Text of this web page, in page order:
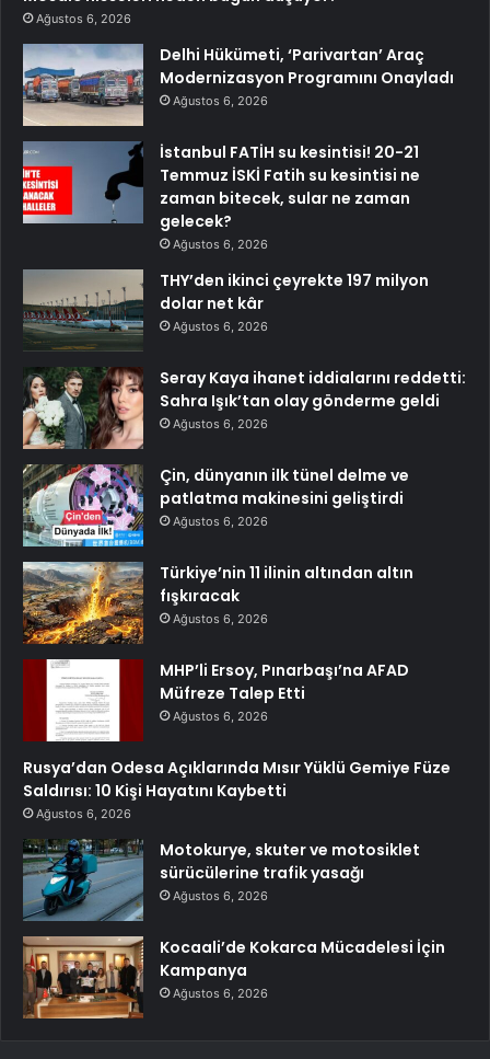
Ağustos 6, 2026
Delhi Hükümeti, ‘Parivartan’ Araç
Modernizasyon Programını Onayladı
Ağustos 6, 2026
İstanbul FATİH su kesintisi! 20-21
Temmuz İSKİ Fatih su kesintisi ne
zaman bitecek, sular ne zaman
gelecek?
Ağustos 6, 2026
THY’den ikinci çeyrekte 197 milyon
dolar net kâr
Ağustos 6, 2026
Seray Kaya ihanet iddialarını reddetti:
Sahra Işık’tan olay gönderme geldi
Ağustos 6, 2026
Çin, dünyanın ilk tünel delme ve
patlatma makinesini geliştirdi
Ağustos 6, 2026
Türkiye’nin 11 ilinin altından altın
fışkıracak
Ağustos 6, 2026
MHP’li Ersoy, Pınarbaşı’na AFAD
Müfreze Talep Etti
Ağustos 6, 2026
Rusya’dan Odesa Açıklarında Mısır Yüklü Gemiye Füze
Saldırısı: 10 Kişi Hayatını Kaybetti
Ağustos 6, 2026
Motokurye, skuter ve motosiklet
sürücülerine trafik yasağı
Ağustos 6, 2026
Kocaali’de Kokarca Mücadelesi İçin
Kampanya
Ağustos 6, 2026